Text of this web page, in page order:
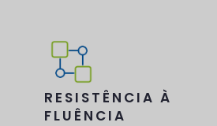
RESISTÊNCIA À
FLUÊNCIA